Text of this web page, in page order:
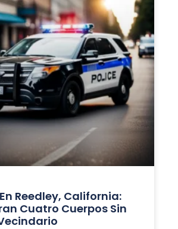
Reedley, California:
Cuatro Cuerpos Sin